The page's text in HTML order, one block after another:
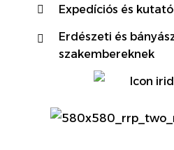
Expedíciós és
Erdészeti és
szakembereknek